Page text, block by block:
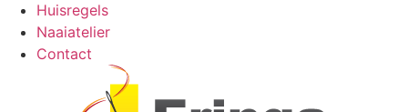
Huisregels
Naaiatelier
Contact